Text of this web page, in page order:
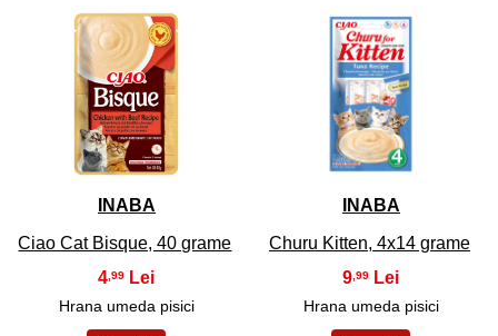
9
INABA
Ciao Cat Bisque, 40 grame
4 ,99
Hrana umeda pisici
10
INABA
Churu Kitten, 4x14 grame
9 ,99
Hrana umeda pisici